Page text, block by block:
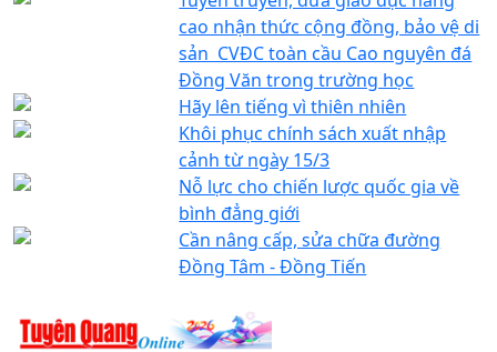
cao nhận thức cộng đồng, bảo vệ di
sản CVĐC toàn cầu Cao nguyên đá
Đồng Văn trong trường học
Hãy lên tiếng vì thiên nhiên
Khôi phục chính sách xuất nhập
cảnh từ ngày 15/3
Nỗ lực cho chiến lược quốc gia về
bình đẳng giới
Cần nâng cấp, sửa chữa đường
Đồng Tâm - Đồng Tiến